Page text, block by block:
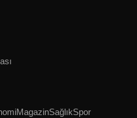
MagazinSağlıkSpor